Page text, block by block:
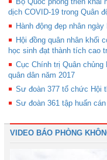
dịch COVID-19 trong Quân
Hành động đẹp nhân
Hội đồng quân nhân khối
học sinh đạt thành tích cao
Cục Chính trị Quân
quân dân năm 2017
Sư đoàn 377 tổ chức Hội
Sư đoàn 361 tập huấn
VIDEO BÁO PHÒNG